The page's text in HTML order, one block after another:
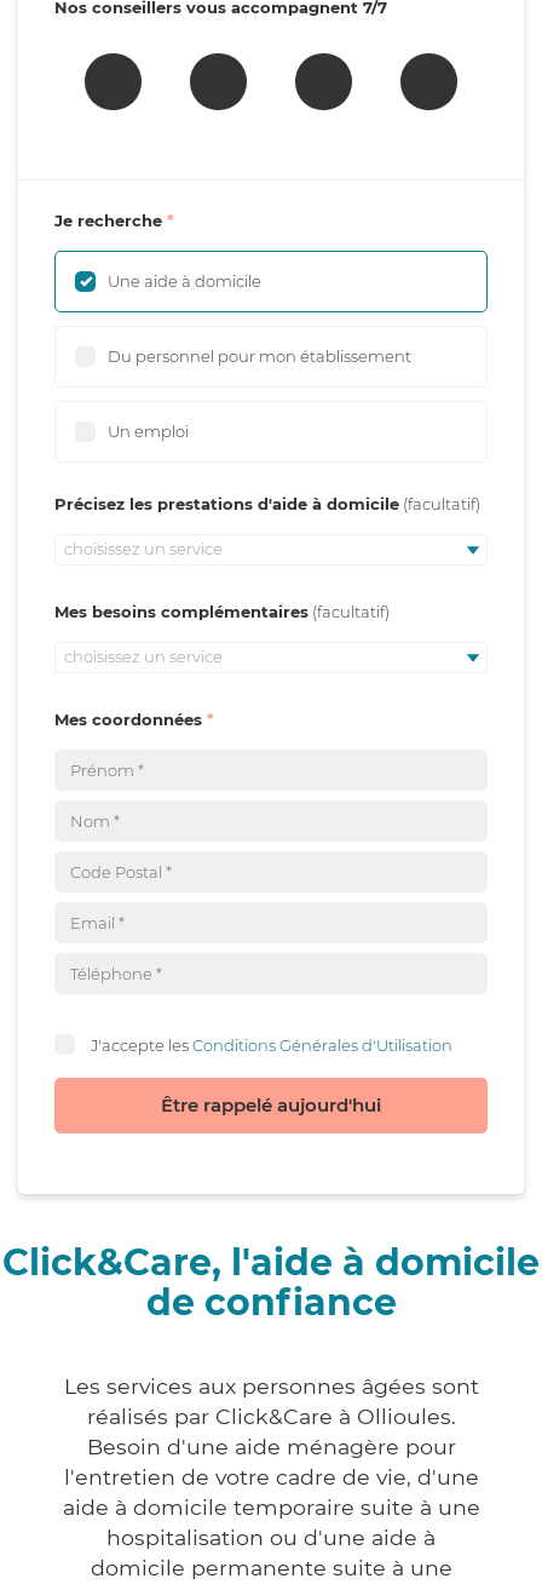
Nos conseillers vous accompagnent 7/7
Je recherche
Une aide à domicile
Du personnel pour mon établissement
Un emploi
Précisez les prestations d'aide à domicile
choisissez un service
Mes besoins complémentaires
choisissez un service
Mes coordonnées
J'accepte lesConditions Générales d'Utilisation
Être rappelé aujourd'hui
Click&Care, l'aide à domicile
de confiance
Les services aux personnes âgées sont
réalisés par Click&Care à Ollioules.
Besoin d'une aide ménagère pour
l'entretien de votre cadre de vie, d'une
aide à domicile temporaire suite à une
hospitalisation ou d'une aide à
domicile permanente suite à une